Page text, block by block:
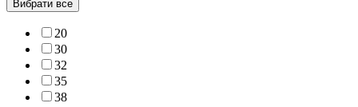
Вибрати все
20
30
32
35
38